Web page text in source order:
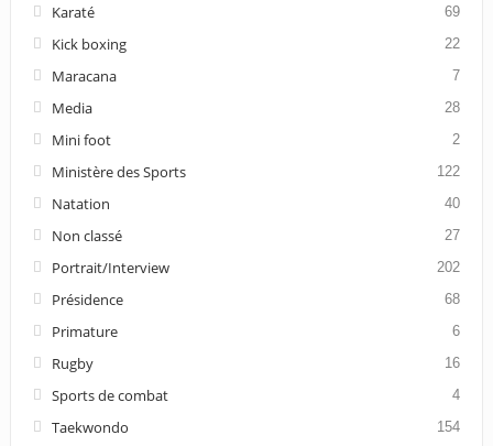
Karaté 69
Kick boxing 22
Maracana 7
Media 28
Mini foot 2
Ministère des Sports 122
Natation 40
Non classé 27
Portrait/Interview 202
Présidence 68
Primature 6
Rugby 16
Sports de combat 4
Taekwondo 154